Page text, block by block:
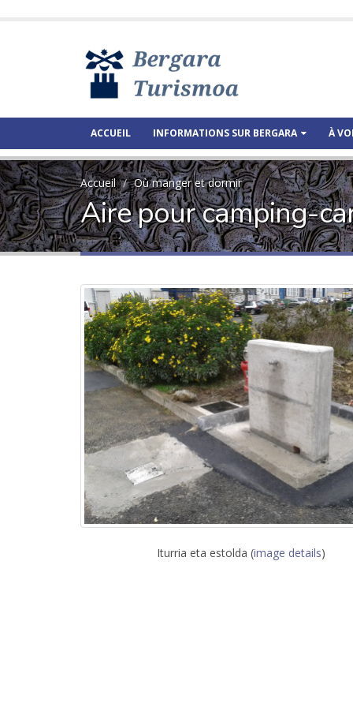
ACCUEIL INFORMATIONS SUR BERGARA À
Accueil Où manger et dormir
Aire pour camping-
Iturria eta estolda (image details)